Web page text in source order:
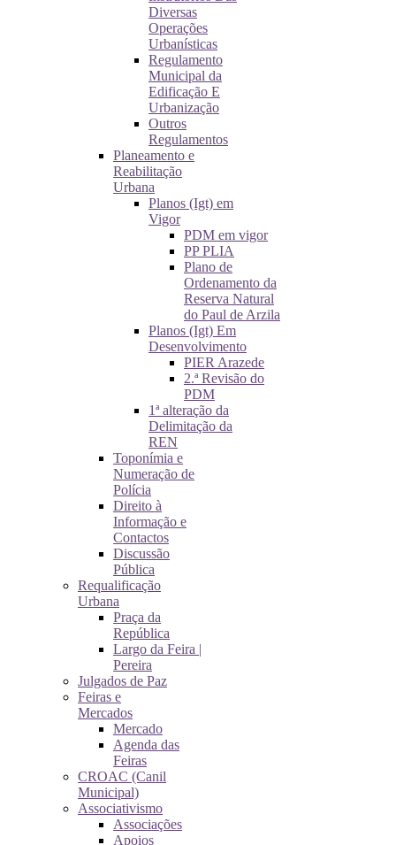
Diversas
Operações
Urbanísticas
Regulamento
Municipal da
Edificação E
Urbanização
Outros
Regulamentos
Planeamento e
Reabilitação
Urbana
Planos (Igt) em
Vigor
PDM em vigor
PP PLIA
Plano de
Ordenamento da
Reserva Natural
do Paul de Arzila
Planos (Igt) Em
Desenvolvimento
PIER Arazede
2.ª Revisão do
PDM
1ª alteração da
Delimitação da
REN
Toponímia e
Numeração de
Polícia
Direito à
Informação e
Contactos
Discussão
Pública
Requalificação
Urbana
Praça da
República
Largo da Feira |
Pereira
Julgados de Paz
Feiras e
Mercados
Mercado
Agenda das
Feiras
CROAC (Canil
Municipal)
Associativismo
Associações
Apoios